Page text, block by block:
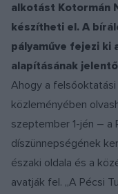
alkotást Kotormán
készítheti el. A
pályaműve fejezi ki
alapításának
Ahogy a
közleményében
szeptember 1-jén – a
díszünnepségének
északi oldala és a
avatják fel. „A Pécsi